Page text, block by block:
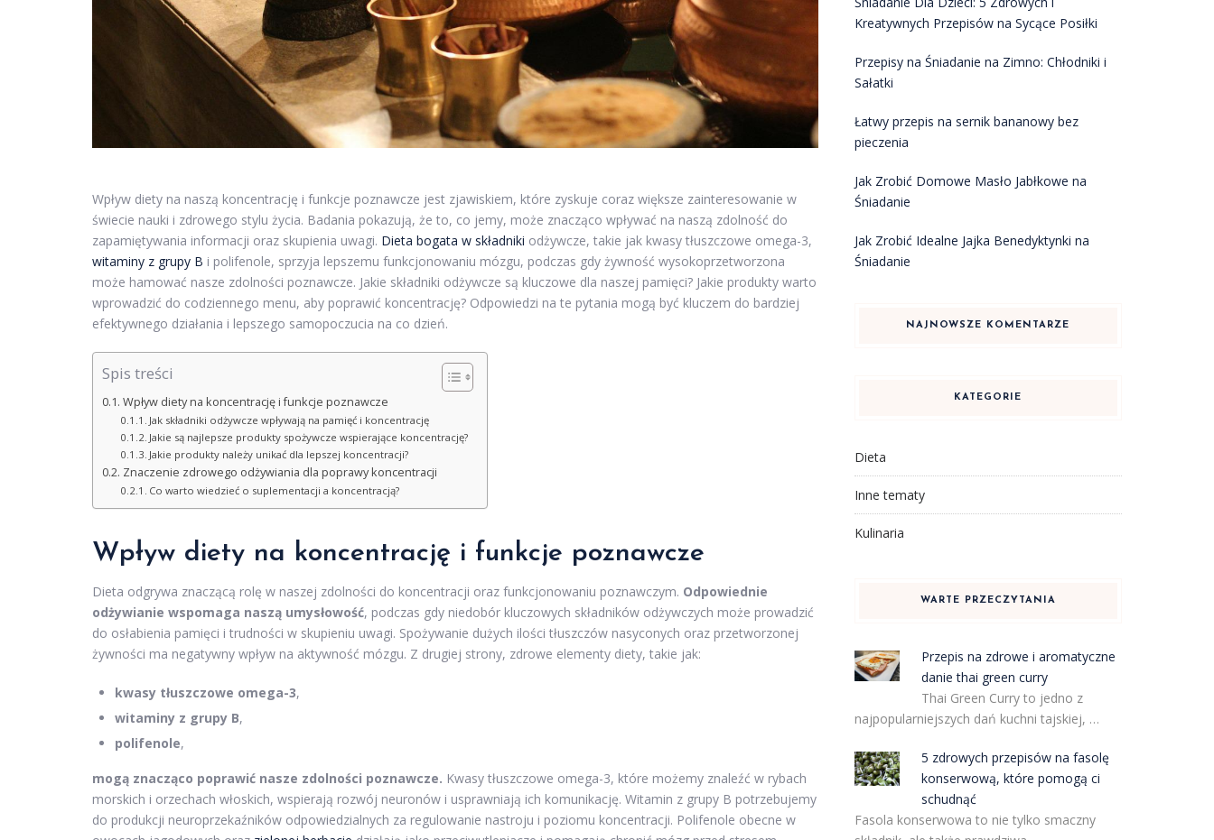
Wpływ diety na naszą koncentrację i funkcje poznawcze jest zjawiskiem, które zyskuje coraz większe zainteresowanie w
świecie nauki i zdrowego stylu życia. Badania pokazują, że to, co jemy, może znacząco wpływać na naszą zdolność do
zapamiętywania informacji oraz skupienia uwagi. Dieta bogata w składniki odżywcze, takie jak kwasy tłuszczowe omega-3,
witaminy z grupy B i polifenole, sprzyja lepszemu funkcjonowaniu mózgu, podczas gdy żywność wysokoprzetworzona
może hamować nasze zdolności poznawcze. Jakie składniki odżywcze są kluczowe dla naszej pamięci? Jakie produkty warto
wprowadzić do codziennego menu, aby poprawić koncentrację? Odpowiedzi na te pytania mogą być kluczem do bardziej
efektywnego działania i lepszego samopoczucia na co dzień.
Spis treści
Wpływ diety na koncentrację i funkcje poznawcze
Jak składniki odżywcze wpływają na pamięć i koncentrację
Jakie są najlepsze produkty spożywcze wspierające koncentrację?
Jakie produkty należy unikać dla lepszej koncentracji?
Znaczenie zdrowego odżywiania dla poprawy koncentracji
Co warto wiedzieć o suplementacji a koncentracją?
Wpływ diety na koncentrację i funkcje poznawcze
Dieta odgrywa znaczącą rolę w naszej zdolności do koncentracji oraz funkcjonowaniu poznawczym. Odpowiednie
odżywianie wspomaga naszą umysłowość, podczas gdy niedobór kluczowych składników odżywczych może prowadzić
do osłabienia pamięci i trudności w skupieniu uwagi. Spożywanie dużych ilości tłuszczów nasyconych oraz przetworzonej
żywności ma negatywny wpływ na aktywność mózgu. Z drugiej strony, zdrowe elementy diety, takie jak:
kwasy tłuszczowe omega-3,
witaminy z grupy B,
polifenole,
mogą znacząco poprawić nasze zdolności poznawcze. Kwasy tłuszczowe omega-3, które możemy znaleźć w rybach
morskich i orzechach włoskich, wspierają rozwój neuronów i usprawniają ich komunikację. Witamin z grupy B potrzebujemy
do produkcji neuroprzekaźników odpowiedzialnych za regulowanie nastroju i poziomu koncentracji. Polifenole obecne w
Kreatywnych Przepisów na Sycące Posiłki
Przepisy na Śniadanie na Zimno: Chłodniki i
Sałatki
Łatwy przepis na sernik bananowy bez
pieczenia
Jak Zrobić Domowe Masło Jabłkowe na
Śniadanie
Jak Zrobić Idealne Jajka Benedyktynki na
Śniadanie
NAJNOWSZE KOMENTARZE
KATEGORIE
Dieta
Inne tematy
Kulinaria
WARTE PRZECZYTANIA
Przepis na zdrowe i aromatyczne
danie thai green curry
Thai Green Curry to jedno z
najpopularniejszych dań kuchni tajskiej, …
5 zdrowych przepisów na fasolę
konserwową, które pomogą ci
schudnąć
Fasola konserwowa to nie tylko smaczny